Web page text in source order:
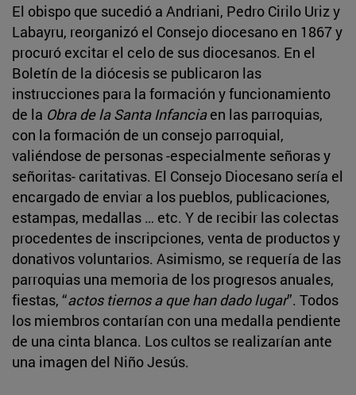
El obispo que sucedió a Andriani, Pedro Cirilo Uriz y
Labayru, reorganizó el Consejo diocesano en 1867 y
procuró excitar el celo de sus diocesanos. En el
Boletín de la diócesis se publicaron las
instrucciones para la formación y funcionamiento
de la Obra de la Santa Infanciaen las parroquias,
con la formación de un consejo parroquial,
valiéndose de personas -especialmente señoras y
señoritas- caritativas. El Consejo Diocesano sería el
encargado de enviar a los pueblos, publicaciones,
estampas, medallas … etc. Y de recibir las colectas
procedentes de inscripciones, venta de productos y
donativos voluntarios. Asimismo, se requería de las
parroquias una memoria de los progresos anuales,
fiestas, “actos tiernos a que han dado lugar”. Todos
los miembros contarían con una medalla pendiente
de una cinta blanca. Los cultos se realizarían ante
una imagen del Niño Jesús.